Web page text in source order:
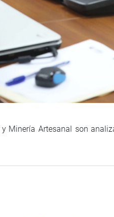
Minería Artesanal son